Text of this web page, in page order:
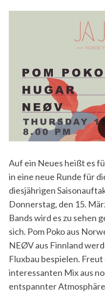
Auf ein Neues heißt es
in eine neue Runde für
diesjährigen
Donnerstag, den 15.
Bands wird es zu sehen
sich. Pom Poko aus
NEØV aus Finnland
Fluxbau bespielen.
interessanten Mix aus
entspannter